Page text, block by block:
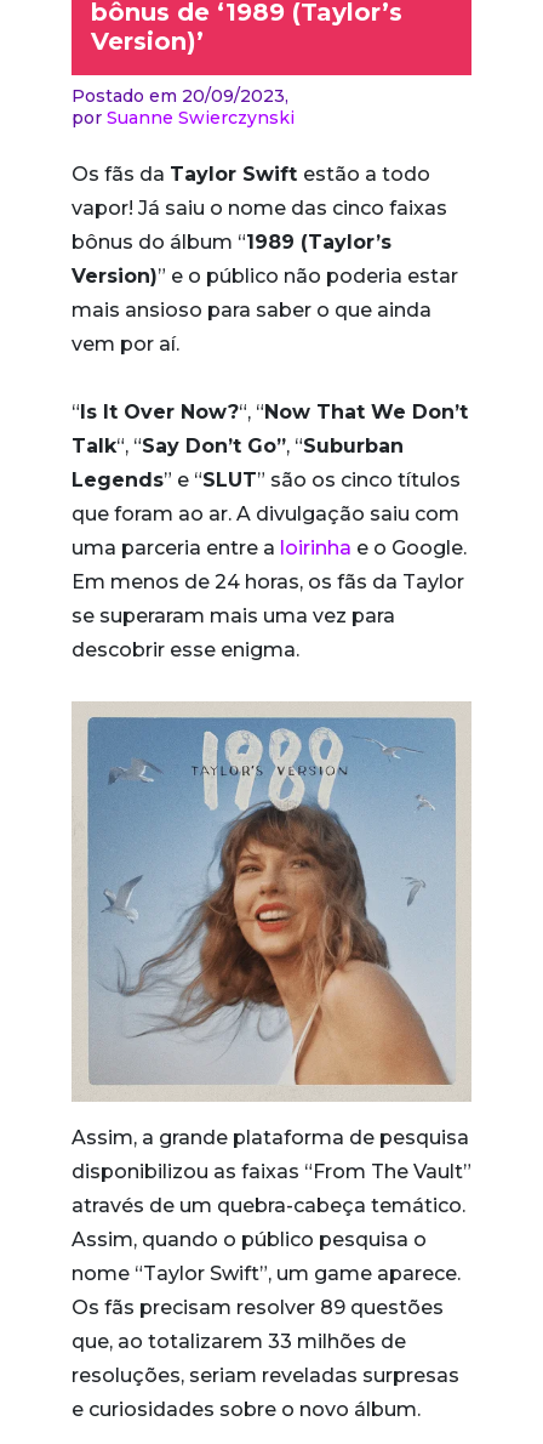
bônus de ‘1989 (Taylor’s
Version)’
Postado em 20/09/2023,
por Suanne Swierczynski
Os fãs da Taylor Swift estão a todo
vapor! Já saiu o nome das cinco faixas
bônus do álbum “1989 (Taylor’s
Version)” e o público não poderia estar
mais ansioso para saber o que ainda
vem por aí.
“Is It Over Now?“, “Now That We Don’t
Talk“, “Say Don’t Go”, “Suburban
Legends” e “SLUT” são os cinco títulos
que foram ao ar. A divulgação saiu com
uma parceria entre a loirinha e o Google.
Em menos de 24 horas, os fãs da Taylor
se superaram mais uma vez para
descobrir esse enigma.
Assim, a grande plataforma de pesquisa
disponibilizou as faixas “From The Vault”
através de um quebra-cabeça temático.
Assim, quando o público pesquisa o
nome “Taylor Swift”, um game aparece.
Os fãs precisam resolver 89 questões
que, ao totalizarem 33 milhões de
resoluções, seriam reveladas surpresas
e curiosidades sobre o novo álbum.